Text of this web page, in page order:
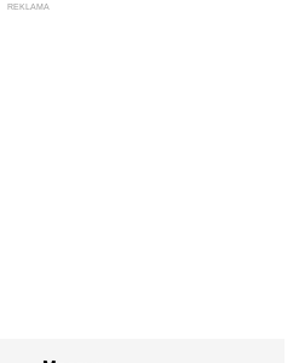
REKLAMA